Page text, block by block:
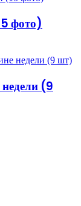
фото)
(9